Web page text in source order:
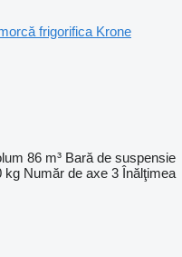
frigorifica Krone
86 m³ Bară de suspensie
kg Număr de axe 3 Înălţimea